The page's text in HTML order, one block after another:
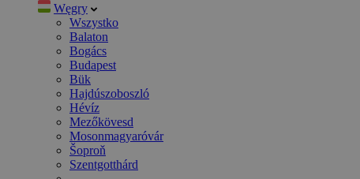
Węgry
Wszystko
Balaton
Bogács
Budapest
Bük
Hajdúszoboszló
Hévíz
Mezőkövesd
Mosonmagyaróvár
Šoproň
Szentgotthárd